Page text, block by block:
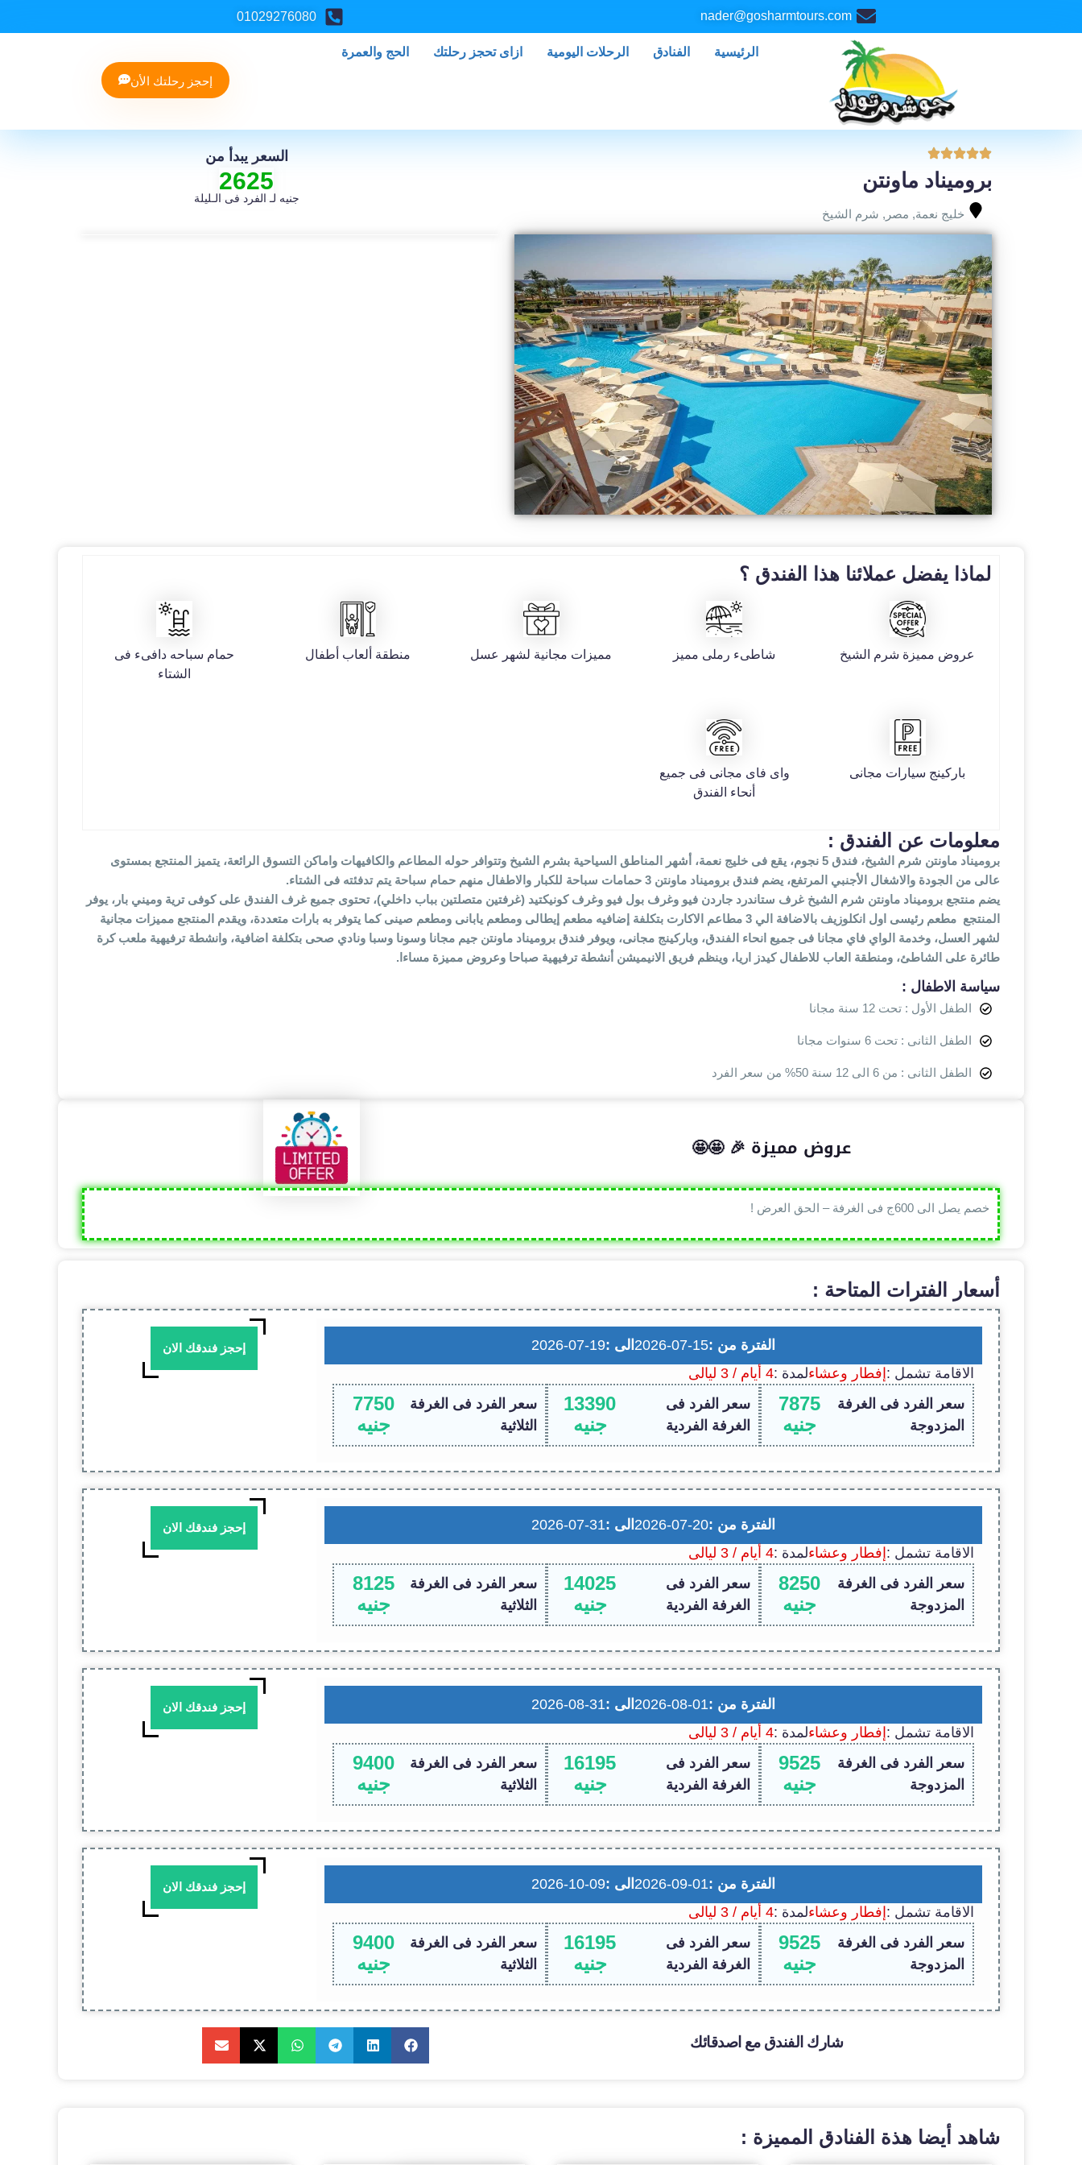
المحتوى
nader@gosharmtours.com
01029276080
الرئيسية الفنادق الرحلات اليومية ازاى تحجز رحلتك الحج والعمرة
إحجز رحلتك الأن
بروميناد ماونتن
خليج نعمة, مصر , شرم الشيخ
السعر يبدأ من
2625
جنيه لـ الفرد فى الـليلة
لماذا يفضل عملائنا هذا الفندق ؟
عروض مميزة شرم الشيخ شاطىء رملى مميز مميزات مجانية لشهر عسل منطقة ألعاب أطفال
حمام سباحه دافىء فى
الشتاء
باركينج سيارات مجانى
واى فاى مجانى فى جميع
أنحاء الفندق
معلومات عن الفندق :
بروميناد ماونتن شرم الشيخ، فندق 5 نجوم، يقع فى خليج نعمة، أشهر المناطق السياحية بشرم الشيخ وتتوافر حوله المطاعم والكافيهات واماكن التسوق الرائعة، يتميز المنتجع بمستوى
عالى من الجودة والاشغال الأجنبي المرتفع، يضم فندق بروميناد ماونتن 3 حمامات سباحة للكبار والاطفال منهم حمام سباحة يتم تدفئته فى الشتاء.
يضم منتجع بروميناد ماونتن شرم الشيخ غرف ستاندرد جاردن فيو وغرف بول فيو وغرف كونيكتيد (غرفتين متصلتين بباب داخلي)، تحتوى جميع غرف الفندق على كوفى ترية وميني بار، يوفر
المنتجع مطعم رئيسى اول انكلوزيف بالاضافة الي 3 مطاعم الاكارت بتكلفة إضافيه مطعم إيطالى ومطعم يابانى ومطعم صينى كما يتوفر به بارات متعددة، ويقدم المنتجع مميزات مجانية
لشهر العسل، وخدمة الواي فاي مجانا فى جميع انحاء الفندق، وباركينج مجانى، ويوفر فندق بروميناد ماونتن جيم مجانا وسونا وسبا ونادي صحى بتكلفة اضافية، وانشطة ترفيهية ملعب كرة
طائرة على الشاطئ، ومنطقة العاب للاطفال كيدز اريا، وينظم فريق الانيميشن أنشطة ترفيهية صباحا وعروض مميزة مساءا.
سياسة الاطفال :
الطفل الأول : تحت 12 سنة مجانا
الطفل الثانى : تحت 6 سنوات مجانا
الطفل الثانى : من 6 الى 12 سنة 50% من سعر الفرد
عروض مميزة 🎉 🤩🤩
خصم يصل الى 600ج فى الغرفة – الحق العرض !
أسعار الفترات المتاحة :
الفترة من :2026-07-15 الى :2026-07-19
الاقامة تشمل : إفطار وعشاءلمدة :4 أيام / 3 ليالى
سعر الفرد فى الغرفة
المزدوجة
7875
جنيه
سعر الفرد فى
الغرفة الفردية
13390
جنيه
سعر الفرد فى الغرفة
الثلاثية
7750
جنيه
إحجز فندقك الان
الفترة من :2026-07-20 الى :2026-07-31
الاقامة تشمل : إفطار وعشاءلمدة :4 أيام / 3 ليالى
سعر الفرد فى الغرفة
المزدوجة
8250
جنيه
سعر الفرد فى
الغرفة الفردية
14025
جنيه
سعر الفرد فى الغرفة
الثلاثية
8125
جنيه
إحجز فندقك الان
الفترة من :2026-08-01 الى :2026-08-31
الاقامة تشمل : إفطار وعشاءلمدة :4 أيام / 3 ليالى
سعر الفرد فى الغرفة
المزدوجة
9525
جنيه
سعر الفرد فى
الغرفة الفردية
16195
جنيه
سعر الفرد فى الغرفة
الثلاثية
9400
جنيه
إحجز فندقك الان
الفترة من :2026-09-01 الى :2026-10-09
الاقامة تشمل : إفطار وعشاءلمدة :4 أيام / 3 ليالى
سعر الفرد فى الغرفة
المزدوجة
9525
جنيه
سعر الفرد فى
الغرفة الفردية
16195
جنيه
سعر الفرد فى الغرفة
الثلاثية
9400
جنيه
إحجز فندقك الان
شارك الفندق مع اصدقائك
شاهد أيضا هذة الفنادق المميزة :